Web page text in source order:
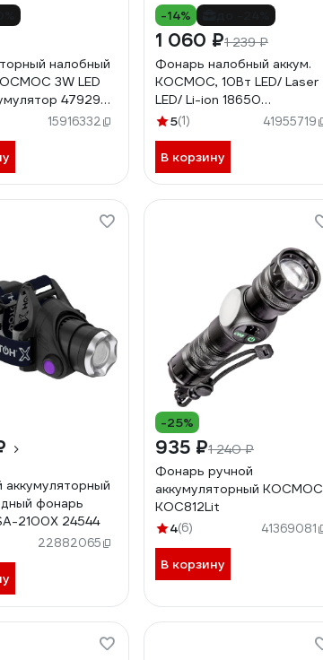
налобный
3W LED
479295
15916332
-14%
1 060 ₽1 239 ₽
Фонарь налобный аккум.
КОСМОС, 10Вт LED/ Laser
LED/ Li-ion 18650
3x1200mAh/ алюм./ USB
5(1) 41955719
В корзину
аккумуляторный
фонарь
2100X 24544
22882065
-25%
935 ₽1 240 ₽
Фонарь ручной
аккумуляторный КОСМОС
KOC812Lit
4(6) 41369081
В корзину